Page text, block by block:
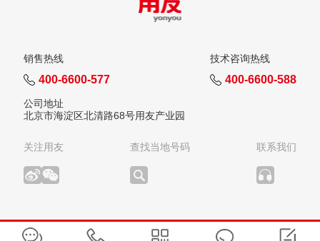
销售热线
400-6600-577
技术咨询热线
400-6600-588
公司地址
北京市海淀区北清路68号用友产业园
关注用友 查找当地号码 联系我们
版权所有：用友网络科技股份有限公司